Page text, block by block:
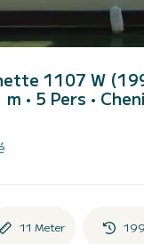
1107 W
• 5 Pers •
11 Meter